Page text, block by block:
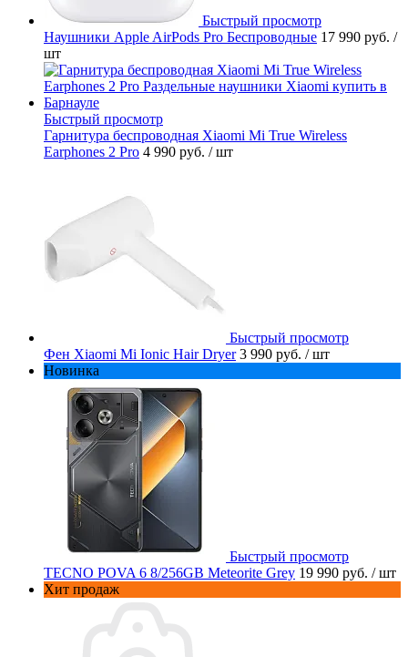
Быстрый просмотр
Наушники Apple AirPods Pro Беспроводные 17 990 руб. /
шт
Быстрый просмотр
Гарнитура беспроводная Xiaomi Mi True Wireless
Earphones 2 Pro 4 990 руб. / шт
Быстрый просмотр
Фен Xiaomi Mi Ionic Hair Dryer 3 990 руб. / шт
Новинка
Быстрый просмотр
TECNO POVA 6 8/256GB Meteorite Grey 19 990 руб. / шт
Хит продаж